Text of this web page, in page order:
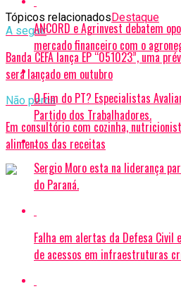
Tópicos relacionadosDestaque
A seguir
Banda CEFA lança EP “051023”, uma
será lançado em outubro
Não perca
Em consultório com cozinha,
alimentos das receitas
ANCORD e Agrinvest debatem
mercado financeiro com o
O Fim do PT? Especialistas
Partido dos Trabalhadores.
Sergio Moro esta na liderança
do Paraná.
Falha em alertas da Defesa Civil
de acessos em infraestruturas